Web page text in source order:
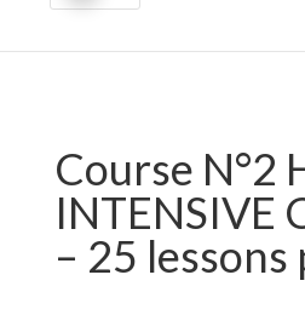
Course N°2
INTENSIVE
– 25